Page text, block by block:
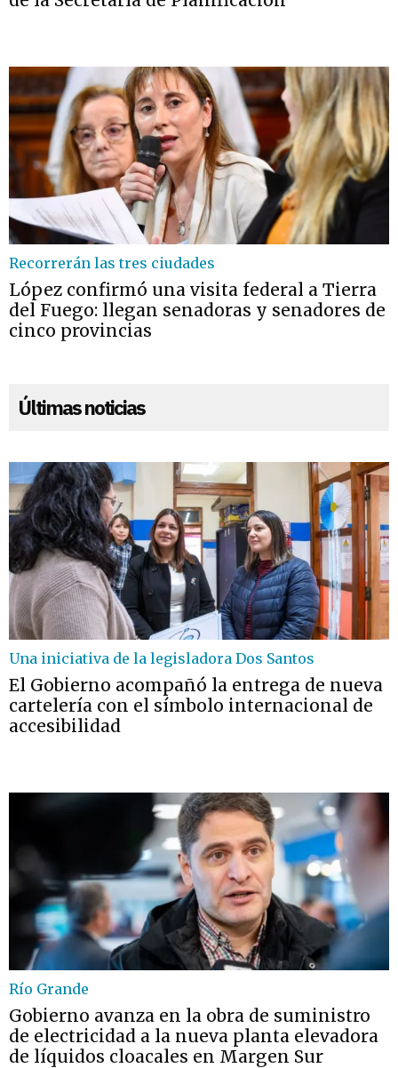
Recorrerán las tres ciudades
López confirmó una visita federal a Tierra
del Fuego: llegan senadoras y senadores de
cinco provincias
Últimas noticias
Una iniciativa de la legisladora Dos Santos
El Gobierno acompañó la entrega de nueva
cartelería con el símbolo internacional de
accesibilidad
Río Grande
Gobierno avanza en la obra de suministro
de electricidad a la nueva planta elevadora
de líquidos cloacales en Margen Sur